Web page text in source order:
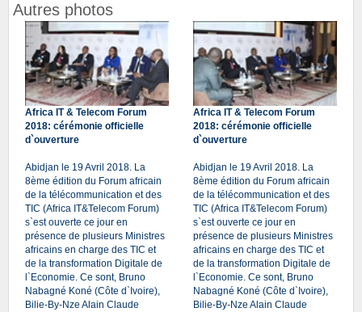
Autres photos
Africa IT & Telecom Forum
2018: cérémonie officielle
d`ouverture
Abidjan le 19 Avril 2018. La
8ème édition du Forum africain
de la télécommunication et des
TIC (Africa IT&Telecom Forum)
s`est ouverte ce jour en
présence de plusieurs Ministres
africains en charge des TIC et
de la transformation Digitale de
l`Economie. Ce sont, Bruno
Nabagné Koné (Côte d`Ivoire),
Bilie-By-Nze Alain Claude
Africa IT & Telecom Forum
2018: cérémonie officielle
d`ouverture
Abidjan le 19 Avril 2018. La
8ème édition du Forum africain
de la télécommunication et des
TIC (Africa IT&Telecom Forum)
s`est ouverte ce jour en
présence de plusieurs Ministres
africains en charge des TIC et
de la transformation Digitale de
l`Economie. Ce sont, Bruno
Nabagné Koné (Côte d`Ivoire),
Bilie-By-Nze Alain Claude